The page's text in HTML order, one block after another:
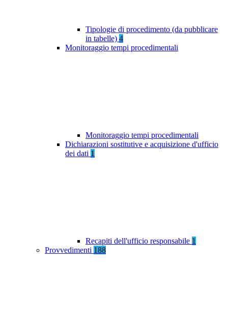
Tipologie di procedimento (da pubblicare
in tabelle) 4
Monitoraggio tempi procedimentali
Monitoraggio tempi procedimentali
Dichiarazioni sostitutive e acquisizione d'ufficio
dei dati 1
Recapiti dell'ufficio responsabile 1
Provvedimenti 188